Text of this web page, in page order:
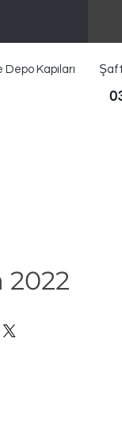
Depo Kapıları
2022